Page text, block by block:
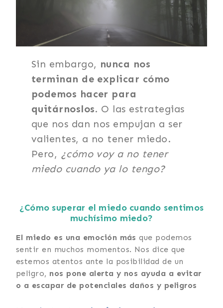
Sin embargo, nunca nos
terminan de explicar cómo
podemos hacer para
quitárnoslos. O las estrategias
que nos dan nos empujan a ser
valientes, a no tener miedo.
Pero, ¿cómo voy a no tener
miedo cuando ya lo tengo?
¿Cómo superar el miedo cuando sentimos
muchísimo miedo?
El miedo es una emoción másque podemos
sentir en muchos momentos. Nos dice que
estemos atentos ante la posibilidad de un
peligro, nos pone alerta y nos ayuda a evitar
o a escapar de potenciales daños y peligros